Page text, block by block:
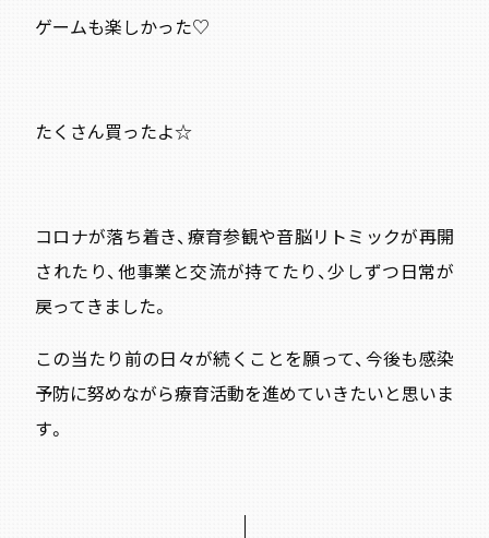
ゲームも楽しかった♡
たくさん買ったよ☆
コロナが落ち着き、療育参観や音脳リトミックが再開
されたり、他事業と交流が持てたり、少しずつ日常が
戻ってきました。
この当たり前の日々が続くことを願って、今後も感染
予防に努めながら療育活動を進めていきたいと思いま
す。